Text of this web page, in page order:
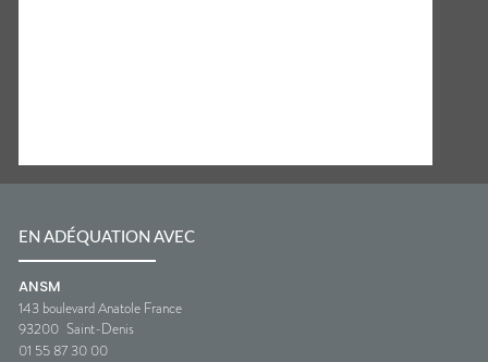
EN ADÉQUATION AVEC
ANSM
143 boulevard Anatole France
93200 Saint-Denis
01 55 87 30 00